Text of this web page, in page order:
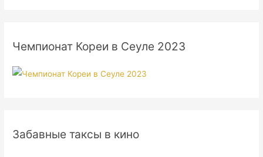
Чемпионат Кореи в Сеуле 2023
Забавные таксы в кино